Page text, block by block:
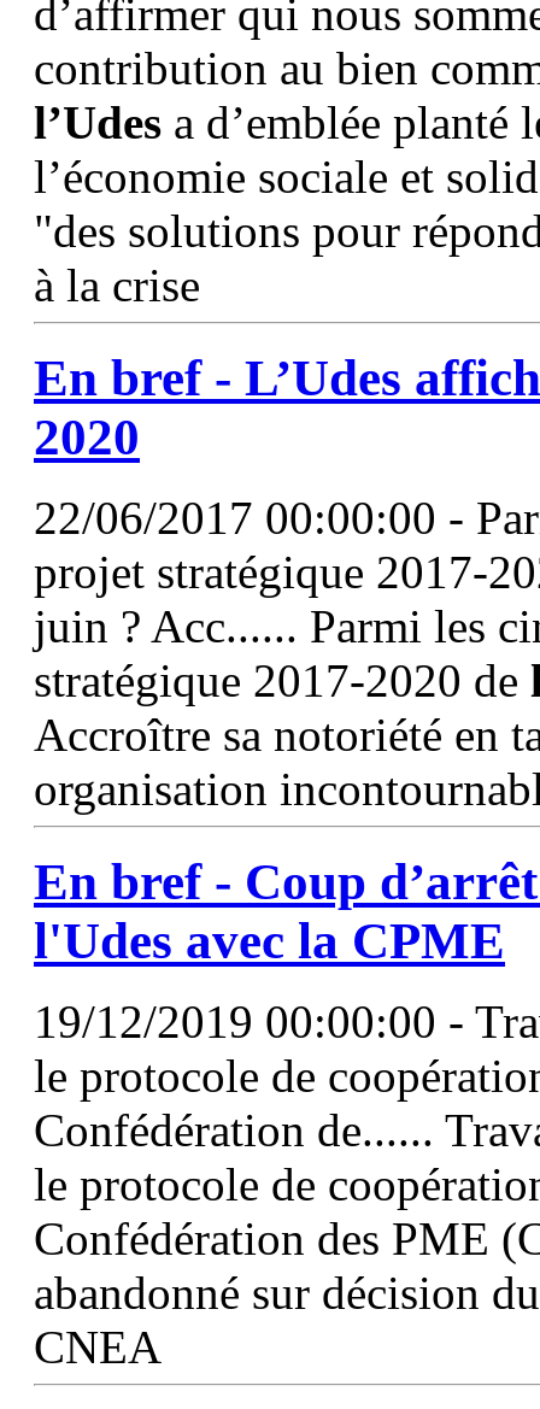
d’affirmer qui nous
contribution au bien
l’Udes a d’emblée planté
l’économie sociale et
"des solutions pour
à la crise
En bref - L’Udes
2020
22/06/2017 00:00:00 -
projet stratégique 2017-
juin ? Acc...... Parmi les
stratégique 2017-2020 de
Accroître sa notoriété en
organisation
En bref - Coup
l'Udes avec la CPME
19/12/2019 00:00:00 -
le protocole de
Confédération de......
le protocole de
Confédération des PME
abandonné sur décision
CNEA